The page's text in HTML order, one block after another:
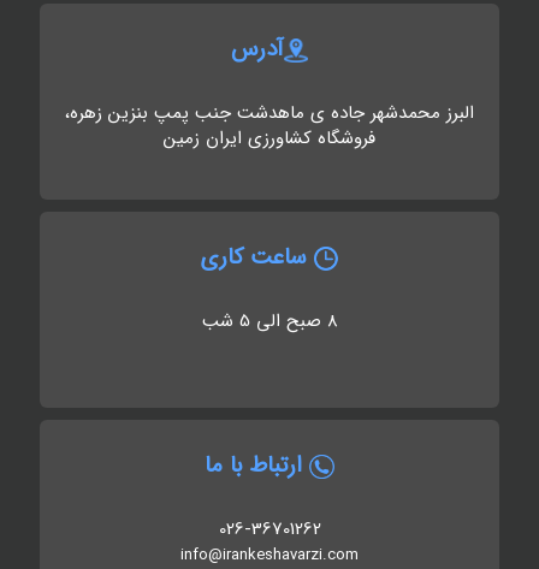
آدرس
البرز محمدشهر جاده ی ماهدشت جنب پمپ بنزین زهره،
فروشگاه کشاورزی ایران زمین
ساعت کاری
8 صبح الی 5 شب
ارتباط با ما
026-36701262
info@irankeshavarzi.com